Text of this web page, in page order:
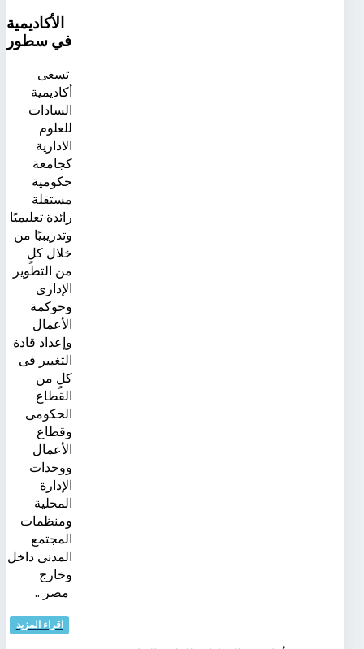
الأكاديمية
في سطور
تسعى
أكاديمية
السادات
للعلوم
الادارية
كجامعة
حكومية
مستقلة
رائدة تعليميًا
وتدريبيًا من
خلال كلٍ
من التطوير
الإدارى
وحوكمة
الأعمال
وإعداد قادة
التغيير فى
كلٍ من
القطاع
الحكومى
وقطاع
الأعمال
ووحدات
الإدارة
المحلية
ومنظمات
المجتمع
المدنى داخل
وخارج
مصر ..
اقراء المزيد